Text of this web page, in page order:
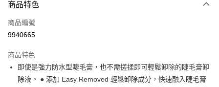
POYA支付
信用卡一次付款
LINE Pay
Apple Pay
商品特色
商品編號
9940665
商品特色
即使是強力防水型睫毛膏，也不需搓揉即可輕鬆卸除的睫毛膏卸
除液。 ● 添加 Easy Removed 輕鬆卸除成分，快速融入睫毛膏